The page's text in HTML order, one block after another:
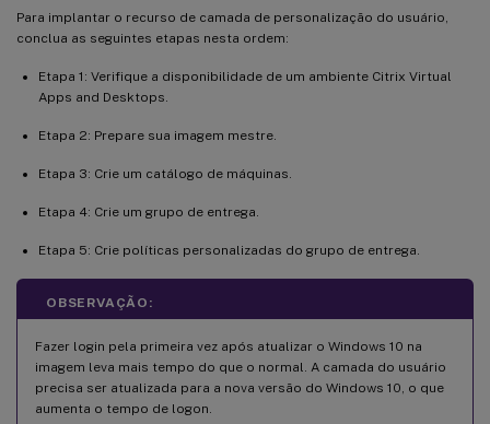
Para implantar o recurso de camada de personalização do usuário,
conclua as seguintes etapas nesta ordem:
Etapa 1: Verifique a disponibilidade de um ambiente Citrix Virtual
Apps and Desktops.
Etapa 2: Prepare sua imagem mestre.
Etapa 3: Crie um catálogo de máquinas.
Etapa 4: Crie um grupo de entrega.
Etapa 5: Crie políticas personalizadas do grupo de entrega.
OBSERVAÇÃO:
Fazer login pela primeira vez após atualizar o Windows 10 na
imagem leva mais tempo do que o normal. A camada do usuário
precisa ser atualizada para a nova versão do Windows 10, o que
aumenta o tempo de logon.